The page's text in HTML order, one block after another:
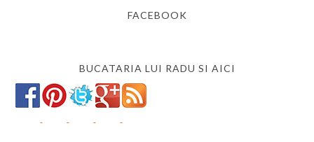
FACEBOOK
BUCATARIA LUI RADU SI AICI